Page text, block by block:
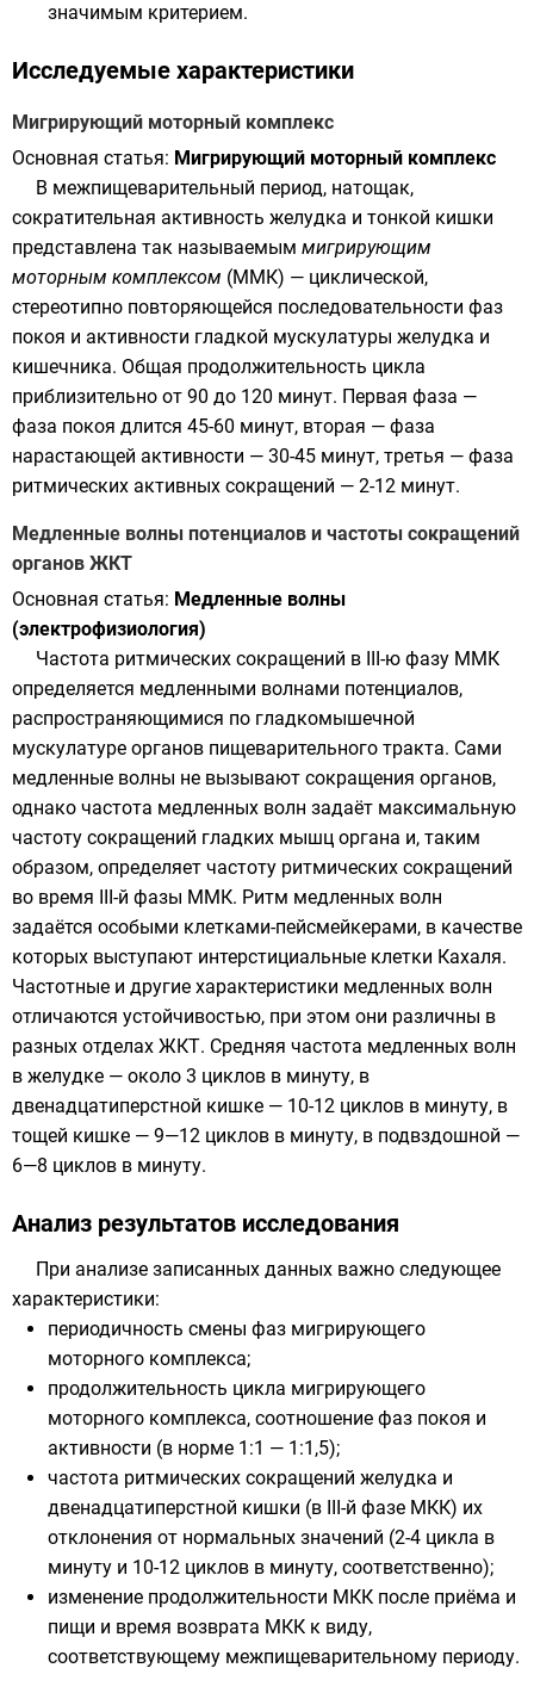
значимым критерием.
Исследуемые характеристики
Мигрирующий моторный комплекс
Основная статья: Мигрирующий моторный комплекс
В межпищеварительный период, натощак,
сократительная активность желудка и тонкой кишки
представлена так называемым мигрирующим
моторным комплексом (ММК) — циклической,
стереотипно повторяющейся последовательности фаз
покоя и активности гладкой мускулатуры желудка и
кишечника. Общая продолжительность цикла
приблизительно от 90 до 120 минут. Первая фаза —
фаза покоя длится 45-60 минут, вторая — фаза
нарастающей активности — 30-45 минут, третья — фаза
ритмических активных сокращений — 2-12 минут.
Медленные волны потенциалов и частоты сокращений
органов ЖКТ
Основная статья: Медленные волны
(электрофизиология)
Частота ритмических сокращений в III-ю фазу ММК
определяется медленными волнами потенциалов,
распространяющимися по гладкомышечной
мускулатуре органов пищеварительного тракта. Сами
медленные волны не вызывают сокращения органов,
однако частота медленных волн задаёт максимальную
частоту сокращений гладких мышц органа и, таким
образом, определяет частоту ритмических сокращений
во время III-й фазы ММК. Ритм медленных волн
задаётся особыми клетками-пейсмейкерами, в качестве
которых выступают интерстициальные клетки Кахаля.
Частотные и другие характеристики медленных волн
отличаются устойчивостью, при этом они различны в
разных отделах ЖКТ. Средняя частота медленных волн
в желудке — около 3 циклов в минуту, в
двенадцатиперстной кишке — 10-12 циклов в минуту, в
тощей кишке — 9—12 циклов в минуту, в подвздошной —
6—8 циклов в минуту.
Анализ результатов исследования
При анализе записанных данных важно следующее
характеристики:
периодичность смены фаз мигрирующего
моторного комплекса;
продолжительность цикла мигрирующего
моторного комплекса, соотношение фаз покоя и
активности (в норме 1:1 — 1:1,5);
частота ритмических сокращений желудка и
двенадцатиперстной кишки (в III-й фазе МКК) их
отклонения от нормальных значений (2-4 цикла в
минуту и 10-12 циклов в минуту, соответственно);
изменение продолжительности МКК после приёма и
пищи и время возврата МКК к виду,
соответствующему межпищеварительному периоду.